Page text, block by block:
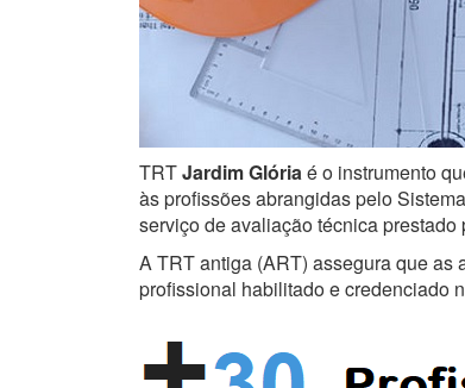
TRTJardim Glóriaé o instrumento
às profissões abrangidas pelo
serviço de avaliação técnica
A TRT antiga (ART) assegura que as
profissional habilitado e credenciado